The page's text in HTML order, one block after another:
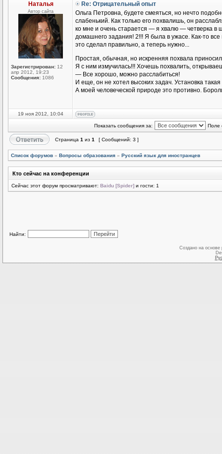
Наталья
Автор сайта
Зарегистрирован: 12
апр 2012, 19:23
Сообщения: 1086
Re: Отрицательный опыт
Ольга Петровна, будете смеяться, но нечто
слабенький. Как только его похвалишь, он
ко мне и очень старается — я хвалю — четверка
домашнего задания! 2!!! Я была в ужасе. Как-то
это сделал правильно, а теперь нужно...
Простая, обычная, но искренняя похвала
Я с ним измучилась!!! Хочешь похвалить,
— Все хорошо, можно расслабиться!
И еще, он не хотел высоких задач. Установка
А моей человеческой природе это противно.
19 ноя 2012, 10:04
Показать сообщения за: Поле
Страница 1 из 1 [ Сообщений: 3 ]
Список форумов » Вопросы образования » Русский язык для иностранцев
Кто сейчас на конференции
Сейчас этот форум просматривают: Baidu [Spider] и гости: 1
Найти:
Создано на основе